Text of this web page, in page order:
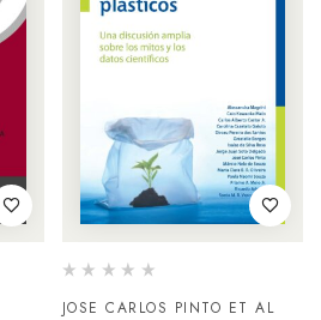
JOSE CARLOS PINTO ET AL